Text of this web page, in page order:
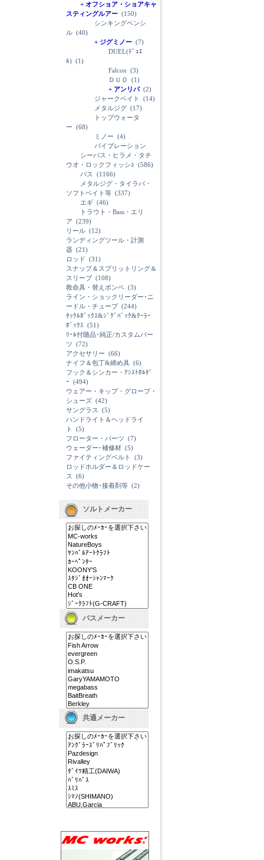
+ オフショア・ショアキャ
スティングルアー (150)
シンキングペンシ
ル (40)
+ ジグミノー (7)
DUEL(ﾃﾞｭｴ
ﾙ) (1)
Falcon (3)
ＤＵＯ
(1)
+ アンリパ(2)
ジャークベイト
(14)
メタルジグ (17)
トップウォータ
ー (68)
ミノー (4)
バイブレーション
シーバス・ヒラメ・タチ
ウオ・ロックフィッシｭ (586)
バス
(1166)
メタルジグ・タイラバ・
ソフトベイト等 (337)
エギ (46)
トラウト・Bass・エリ
ア (239)
リール (12)
ランディングツール・計測
器 (21)
ロッド (31)
スナップ＆スプリットリング＆
スリーブ (108)
救命具・替えボンベ (3)
ライン・ショックリーダー･ニ
ードル・チューブ (244)
ﾀｯｸﾙﾎﾞｯｸｽ&ｼﾞｸﾞﾊﾞｯｸ&ｸｰﾗｰ
ﾎﾞｯｸｽ (51)
ﾘｰﾙ付随品･純正/カスタムパー
ツ (72)
アクセサリー (66)
ナイフ＆包丁&締め具 (6)
フック＆シンカー・ｱｼｽﾄﾎﾙﾀﾞ
ｰ (494)
ウェアー・キップ・グローブ・
シューズ (42)
サングラス
(5)
ハンドライト＆ヘッドライ
ト
(5)
フローター・パーツ (7)
ウェーダー･補修材 (5)
ファイティングベルト
(3)
ロッドホルダー＆ロッドケー
ス
(6)
その他小物･接着剤等 (2)
ソルトメーカー
バスメーカー
共通メーカー